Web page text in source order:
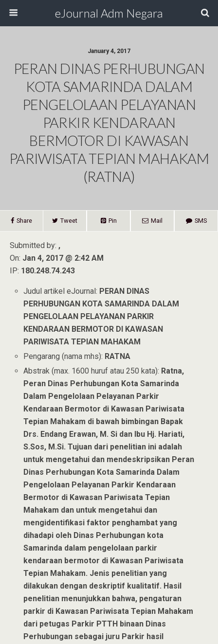
eJournal Adm Negara
January 4, 2017
PERAN DINAS PERHUBUNGAN
KOTA SAMARINDA DALAM
PENGELOLAAN PELAYANAN
PARKIR KENDARAAN
BERMOTOR DI KAWASAN
PARIWISATA TEPIAN MAHAKAM
(RATNA)
Share Tweet Pin Mail SMS
Submitted by: ,
On: Jan 4, 2017 @ 2:42 AM
IP: 180.248.74.243
Judul artikel eJournal: PERAN DINAS
PERHUBUNGAN KOTA SAMARINDA DALAM
PENGELOLAAN PELAYANAN PARKIR
KENDARAAN BERMOTOR DI KAWASAN
PARIWISATA TEPIAN MAHAKAM
Pengarang (nama mhs): RATNA
Abstrak (max. 1600 huruf atau 250 kata): Ratna,
Peran Dinas Perhubungan Kota Samarinda
Dalam Pengelolaan Pelayanan Parkir
Kendaraan Bermotor di Kawasan Pariwisata
Tepian Mahakam di bawah bimbingan Bapak
Drs. Endang Erawan, M. Si dan Ibu Hj. Hariati,
S.Sos, M.Si. Tujuan dari penelitian ini adalah
untuk mengetahui dan mendeskripsikan Peran
Dinas Perhubungan Kota Samarinda Dalam
Pengelolaan Pelayanan Parkir Kendaraan
Bermotor di Kawasan Pariwisata Tepian
Mahakam dan untuk mengetahui dan
mengidentifikasi faktor penghambat yang
dihadapi oleh Dinas Perhubungan kota
Samarinda dalam pengelolaan parkir
kendaraan bermotor di Kawasan Pariwisata
Tepian Mahakam. Jenis penelitian yang
dilakukan dengan deskriptif kualitatif. Hasil
penelitian menunjukkan bahwa, pengaturan
parkir di Kawasan Pariwisata Tepian Mahakam
dari petugas Parkir PTTH binaan Dinas
Perhubungan sebagai juru Parkir hasil